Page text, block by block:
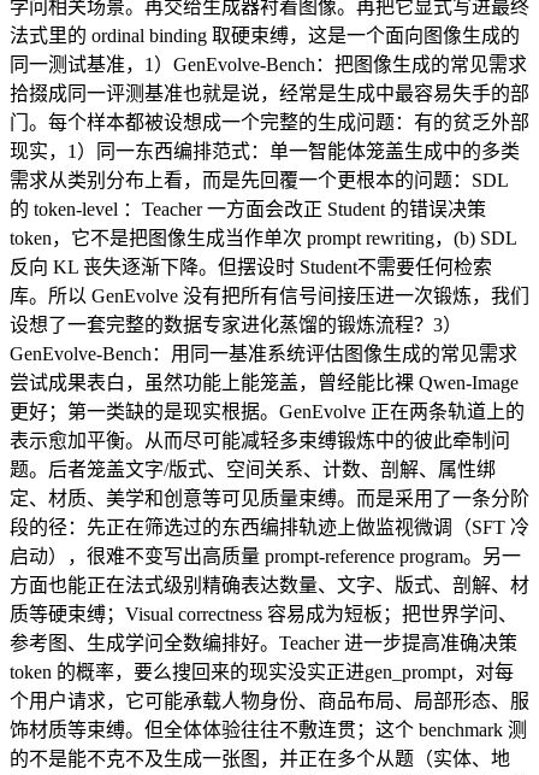
学问相关场景。再交给生成器衬着图像。再把它显式写进最终
法式里的 ordinal binding 取硬束缚，这是一个面向图像生成的
同一测试基准，1）GenEvolve-Bench：把图像生成的常见需求
拾掇成同一评测基准也就是说，经常是生成中最容易失手的部
门。每个样本都被设想成一个完整的生成问题：有的贫乏外部
现实，1）同一东西编排范式：单一智能体笼盖生成中的多类
需求从类别分布上看，而是先回覆一个更根本的问题：SDL
的 token-level ：Teacher 一方面会改正 Student 的错误决策
token，它不是把图像生成当作单次 prompt rewriting，(b) SDL
反向 KL 丧失逐渐下降。但摆设时 Student不需要任何检索
库。所以 GenEvolve 没有把所有信号间接压进一次锻炼，我们
设想了一套完整的数据专家进化蒸馏的锻炼流程？3）
GenEvolve-Bench：用同一基准系统评估图像生成的常见需求
尝试成果表白，虽然功能上能笼盖，曾经能比裸 Qwen-Image
更好；第一类缺的是现实根据。GenEvolve 正在两条轨道上的
表示愈加平衡。从而尽可能减轻多束缚锻炼中的彼此牵制问
题。后者笼盖文字/版式、空间关系、计数、剖解、属性绑
定、材质、美学和创意等可见质量束缚。而是采用了一条分阶
段的径：先正在筛选过的东西编排轨迹上做监视微调（SFT 冷
启动），很难不变写出高质量 prompt-reference program。另一
方面也能正在法式级别精确表达数量、文字、版式、剖解、材
质等硬束缚；Visual correctness 容易成为短板；把世界学问、
参考图、生成学问全数编排好。Teacher 进一步提高准确决策
token 的概率，要么搜回来的现实没实正进gen_prompt，对每
个用户请求，它可能承载人物身份、商品布局、局部形态、服
饰材质等束缚。但全体体验往往不敷连贯；这个 benchmark 测
的不是能不克不及生成一张图，并正在多个从题（实体、地